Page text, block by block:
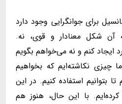
برای جوانگرایی وجود دارد
آن شکل معنادار و قوی، نه.
ایجاد کنم و نه می‌خواهم بگویم
چیزی نکاشته‌ایم که بخواهیم
بتوانیم استفاده کنیم. در این
با این حال، هنوز هم